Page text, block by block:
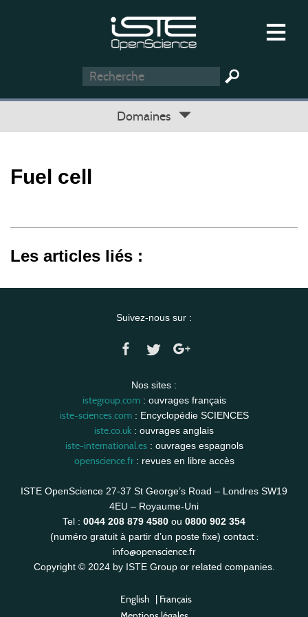
Domaines
Fuel cell
Les articles liés :
Suivez-nous sur :
Nos sites :
istegroup.com: ouvrages français
iste-sciences.com: Encyclopédie SCIENCES
iste.co.uk : ouvrages anglais
iste-international.es: ouvrages espagnols
openscience.fr: revues en libre accès
ISTE OpenScience 27-37 St George’s Road – Londres SW19
4EU – Royaume-Uni
Tel : 0044 208 879 4580 ou 0800 902 354
(numéro gratuit à partir d’un poste fixe) contact :
info@openscience.fr
Copyright © 2024 by ISTE Group or related companies.
English | Français